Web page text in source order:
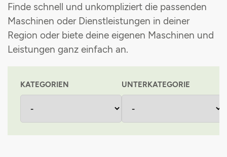
Finde schnell und unkompliziert die passenden
Maschinen oder Dienstleistungen in deiner
Region oder biete deine eigenen Maschinen und
Leistungen ganz einfach an.
KATEGORIEN UNTERKATEGORIE
Stromsteuerrückerstattung
Einkaufsvorteile